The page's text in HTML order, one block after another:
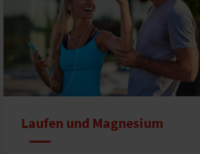
Laufen und Magnesium